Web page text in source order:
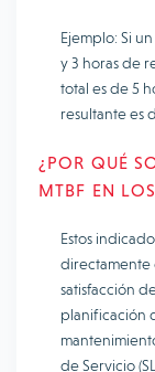
Ejemplo: Si
y 3 horas de
total es de 5
resultante es
¿POR QUÉ
MTBF EN
Estos
directamente
satisfacción
planificación
de Servicio